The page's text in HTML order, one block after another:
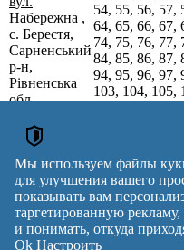
Почтовые индексы
Набережна ,
с. Берестя,
Сарненський
р-н,
Рівненська
обл.
54, 55, 56, 57,
64, 65, 66, 67,
74, 75, 76, 77,
84, 85, 86, 87,
94, 95, 96, 97,
103, 104, 105,
135, 136, 137,
143, 144, 145,
Вулиця №
reklama
Мы используем файлы
для улучшения вашего
показывать вам
таргетированную
и понимать, откуда
Ok Настроить